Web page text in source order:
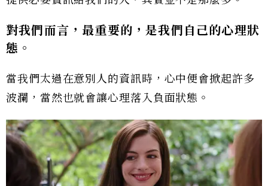
對我們而言，最重要的，是我們自己的心理狀
態。
當我們太過在意別人的資訊時，心中便會掀起許多
波瀾，當然也就會讓心理落入負面狀態。